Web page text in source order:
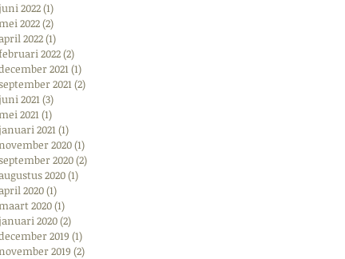
2022(1)
2022(2)
2022(1)
2022(2)
2021(1)
2021(2)
2021(3)
2021(1)
2021(1)
2020(1)
2020(2)
2020(1)
2020(1)
2020(1)
2020(2)
2019 (1)
2019 (2)